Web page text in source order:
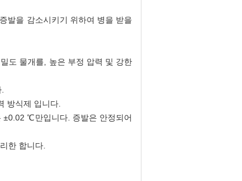
발을 감소시키기 위하여 병을 받을
도 물개를, 높은 부정 압력 및 강한
방식제 입니다.
±0.02 ℃만입니다. 증발은 안정되어
한 합니다.